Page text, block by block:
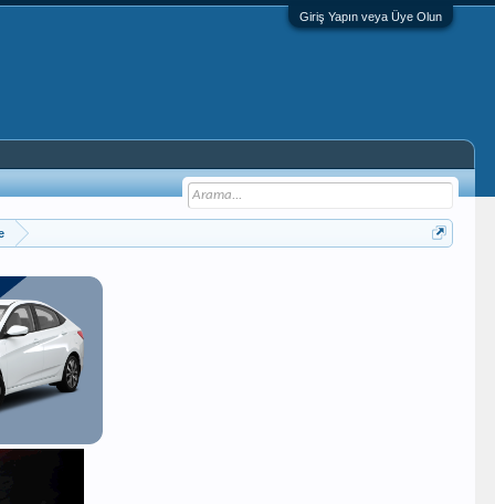
Giriş Yapın veya Üye Olun